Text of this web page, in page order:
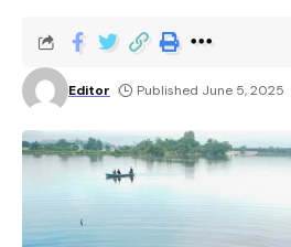
Editor Published June 5, 2025